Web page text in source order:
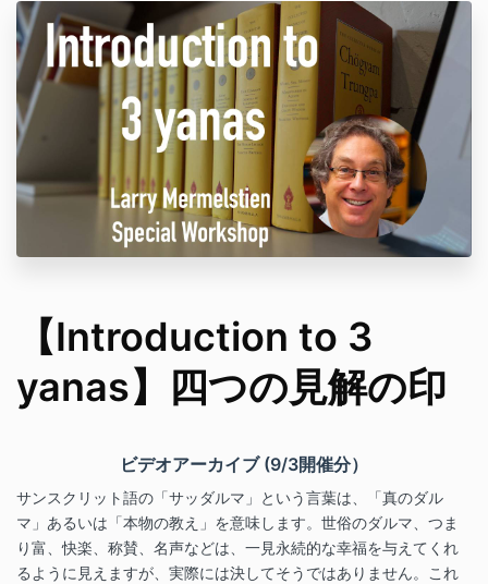
【Introduction to 3
yanas】四つの見解の印
ビデオアーカイブ (9/3開催分）
サンスクリット語の「サッダルマ」という言葉は、「真のダル
マ」あるいは「本物の教え」を意味します。世俗のダルマ、つま
り富、快楽、称賛、名声などは、一見永続的な幸福を与えてくれ
るように見えますが、実際には決してそうではありません。これ